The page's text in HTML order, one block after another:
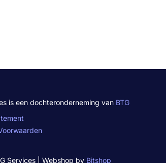
is een dochteronderneming van BTG
Services | Webshop by Bitshop